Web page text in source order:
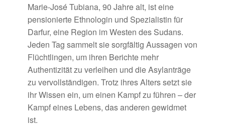
Marie-José Tubiana, 90 Jahre alt, ist eine
pensionierte Ethnologin und Spezialistin für
Darfur, eine Region im Westen des Sudans.
Jeden Tag sammelt sie sorgfältig Aussagen von
Flüchtlingen, um ihren Berichte mehr
Authentizität zu verleihen und die Asylanträge
zu vervollständigen. Trotz ihres Alters setzt sie
ihr Wissen ein, um einen Kampf zu führen – der
Kampf eines Lebens, das anderen gewidmet
ist.